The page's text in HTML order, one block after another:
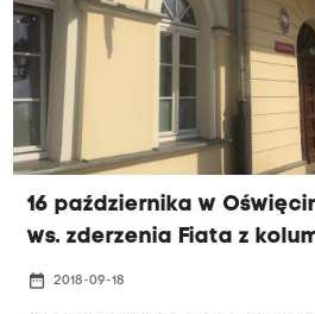
sądzie, że na wtorkową
zostały tylko strony.
16 października w
ws. zderzenia Fiata z
date_range 2018-09-18